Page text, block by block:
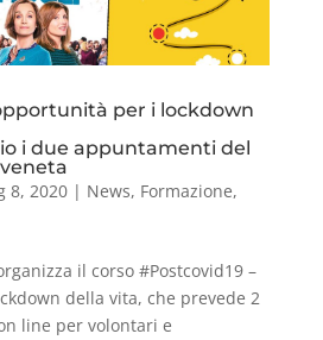
per i lockdown
i due appuntamenti del
8, 2020| News, Formazione,
il corso #Postcovid19 –
della vita, che prevede 2
line per volontari e